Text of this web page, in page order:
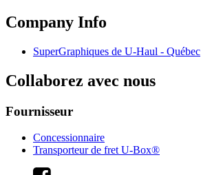
Company Info
SuperGraphiques de U-Haul - Québec
Collaborez avec nous
Fournisseur
Concessionnaire
Transporteur de fret U-Box®